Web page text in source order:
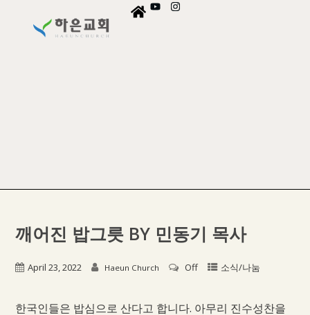
깨어진 밥그릇 BY 민동기 목사
April 23, 2022 Haeun Church Off 소식/나눔
한국인들은 밥심으로 산다고 합니다. 아무리 진수성찬을